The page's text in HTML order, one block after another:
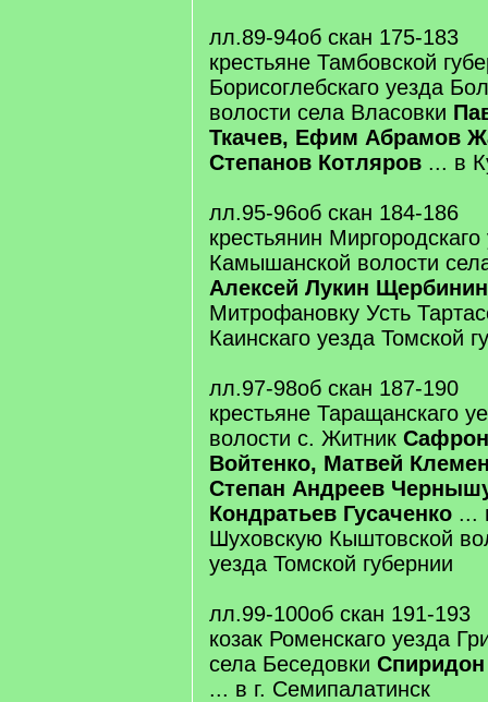
лл.89-94об скан 175-183
крестьяне Тамбовской
Борисоглебскаго уезда
волости села Власовки
Ткачев, Ефим Абрамов
Степанов Котляров ... в
лл.95-96об скан 184-186
крестьянин Миргородскаго
Камышанской волости
Алексей Лукин Щербинин
Митрофановку Усть
Каинскаго уезда Томской
лл.97-98об скан 187-190
крестьяне Таращанскаго
волости с. Житник
Войтенко, Матвей
Степан Андреев
Кондратьев Гусаченко ...
Шуховскую Кыштовской
уезда Томской губернии
лл.99-100об скан 191-193
козак Роменскаго уезда
села Беседовки
... в г. Семипалатинск